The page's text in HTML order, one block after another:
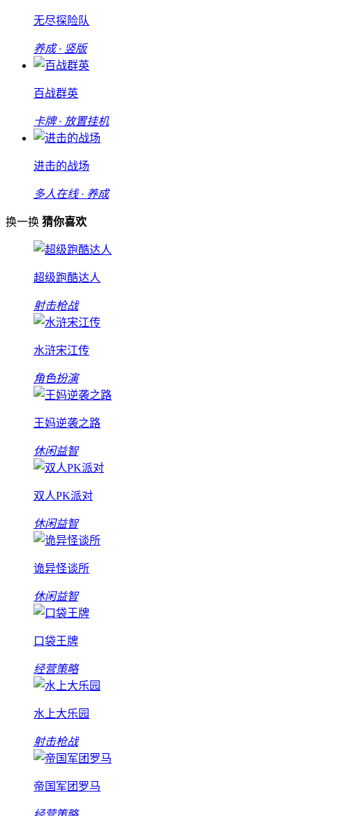
无尽探险队
养成 · 竖版
百战群英
卡牌 · 放置挂机
进击的战场
多人在线 · 养成
换一换 猜你喜欢
超级跑酷达人
射击枪战
水浒宋江传
角色扮演
王妈逆袭之路
休闲益智
双人PK派对
休闲益智
诡异怪谈所
休闲益智
口袋王牌
经营策略
水上大乐园
射击枪战
帝国军团罗马